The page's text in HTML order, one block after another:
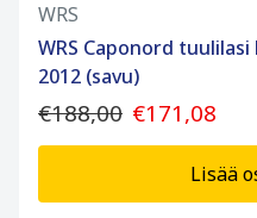
WRS
WRS Caponord tuulilasi
2012 (savu)
€188,00 €171,08
Lisää